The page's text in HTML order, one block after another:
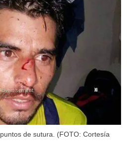
de sutura. (FOTO: Cortesía
X